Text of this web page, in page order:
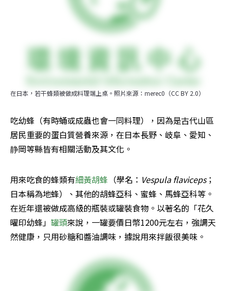
在日本，若干蜂類被做成料理端上桌。照片來源：merec0（CC BY 2.0）
吃幼蜂（有時蛹或成蟲也會一同料理），因為是古代山區
居民重要的蛋白質營養來源，在日本長野、岐阜、愛知、
静岡等縣皆有相關活動及其文化。
用來吃食的蜂類有細黃胡蜂 （學名： Vespula flaviceps；
日本稱為地蜂）、其他的胡蜂亞科、蜜蜂、馬蜂亞科等。
在近年還被做成高級的瓶裝或罐裝食物。以著名的「花久
曜印幼蜂」 罐頭來說，一罐要價日幣1200元左右，強調天
然健康，只用砂糖和醬油調味，據說用來拌飯很美味。